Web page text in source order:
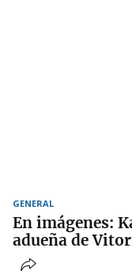
GENERAL
En imágenes:
adueña de